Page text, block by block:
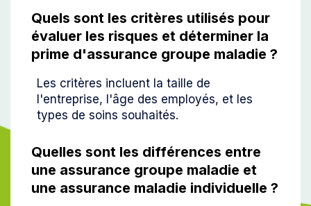
Quels sont les critères utilisés pour
évaluer les risques et déterminer la
prime d'assurance groupe maladie ?
Les critères incluent la taille de
l'entreprise, l'âge des employés, et les
types de soins souhaités.
Quelles sont les différences entre
une assurance groupe maladie et
une assurance maladie individuelle ?